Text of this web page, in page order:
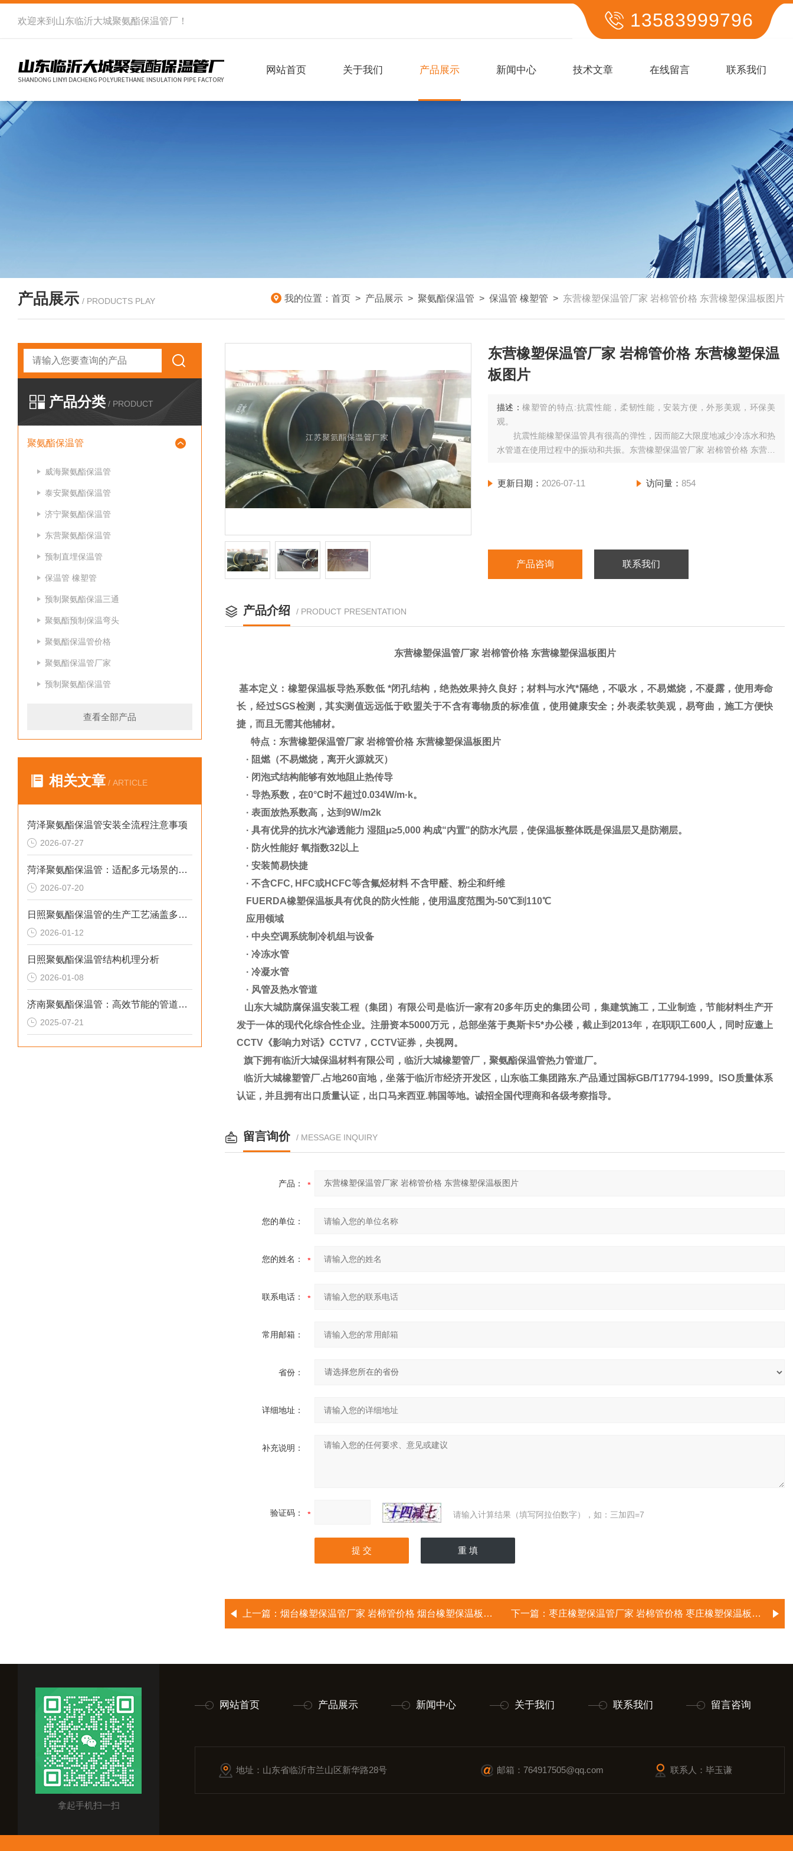
欢迎来到 山东临沂大城聚氨酯保温管厂 ！ 13583999796
网站首页 关于我们 产品展示 新闻中心 技术文章 在线留言 联系我们
产品展示 / PRODUCTS PLAY 我的位置： 首页 > 产品展示 > 聚氨酯保温管 > 保温管 橡塑管 > 东营橡塑保温管厂家 岩棉管价格 东营橡塑保温板图片
产品分类 / PRODUCT
聚氨酯保温管
威海聚氨酯保温管
泰安聚氨酯保温管
济宁聚氨酯保温管
东营聚氨酯保温管
预制直埋保温管
保温管 橡塑管
预制聚氨酯保温三通
聚氨酯预制保温弯头
聚氨酯保温管价格
聚氨酯保温管厂家
预制聚氨酯保温管
查看全部产品
相关文章 / ARTICLE
菏泽聚氨酯保温管安装全流程注意事项
2026-07-27
菏泽聚氨酯保温管：适配多元场景的高效保温输送材料
2026-07-20
日照聚氨酯保温管的生产工艺涵盖多个环节
2026-01-12
日照聚氨酯保温管结构机理分析
2026-01-08
济南聚氨酯保温管：高效节能的管道保温材料
2025-07-21
东营橡塑保温管厂家 岩棉管价格 东营橡塑保温
板图片
描述：橡塑管的特点:抗震性能，柔韧性能，安装方便，外形美观，环保美
观。
抗震性能橡塑保温管具有很高的弹性，因而能Z大限度地减少冷冻水和热
水管道在使用过程中的振动和共振。东营橡塑保温管厂家 岩棉管价格 东营橡
柔韧性能：
更新日期： 2026-07-11 访问量： 854
产品咨询 联系我们
产品介绍 / PRODUCT PRESENTATION
东营橡塑保温管厂家 岩棉管价格 东营橡塑保温板图片
基本定义：橡塑保温板导热系数低 *闭孔结构，绝热效果持久良好；材料与水汽*隔绝，不吸水，不易燃烧，不凝露，使用寿命
长，经过SGS检测，其实测值远远低于欧盟关于不含有毒物质的标准值，使用健康安全；外表柔软美观，易弯曲，施工方便快
捷，而且无需其他辅材。
特点： 东营橡塑保温管厂家 岩棉管价格 东营橡塑保温板图片
· 阻燃（不易燃烧，离开火源就灭）
· 闭泡式结构能够有效地阻止热传导
· 导热系数，在0°C 时不超过0.034W/m·k。
· 表面放热系数高，达到9W/m2k
· 具有优异的抗水汽渗透能力 湿阻 μ≥5,000 构成“内置"的防水汽层，使保温板整体既是保温层又是防潮层。
· 防火性能好 氧指数32以上
· 安装简易快捷
· 不含CFC, HFC或HCFC等含氟烃材料 不含甲醛、粉尘和纤维
FUERDA橡塑保温板具有优良的防火性能，使用温度范围为-50℃到 110℃
应用领域
· 中央空调系统制冷机组与设备
· 冷冻水管
· 冷凝水管
· 风管及热水管道
山东大城防腐保温安装工程（集团）有限公司是临沂一家有20多年历史的集团公司，集建筑施工，工业制造，节能材料生产开
发于一体的现代化综合性企业。注册资本5000万元，总部坐落于奥斯卡5*办公楼，截止到2013年，在职职工600人，同时应邀上
CCTV《影响力对话》CCTV7，CCTV证券，央视网。
旗下拥有临沂大城保温材料有限公司，临沂大城橡塑管厂，聚氨酯保温管热力管道厂。
临沂大城橡塑管厂.占地260亩地，坐落于临沂市经济开发区，山东临工集团路东.产品通过国标GB/T17794-1999。ISO质量体系
认证，并且拥有出口质量认证，出口马来西亚.韩国等地。诚招全国代理商和各级考察指导。
留言询价 / MESSAGE INQUIRY
产品：
您的单位：
您的姓名：
联系电话：
常用邮箱：
省份：
详细地址：
补充说明：
验证码： 请输入计算结果（填写阿拉伯数字），如：三加四=7
上一篇： 烟台橡塑保温管厂家 岩棉管价格 烟台橡塑保温板图片 下一篇： 枣庄橡塑保温管厂家 岩棉管价格 枣庄橡塑保温板图片
拿起手机扫一扫
网站首页 产品展示 新闻中心 关于我们 联系我们 留言咨询
地址：山东省临沂市兰山区新华路28号 邮箱：764917505@qq.com 联系人：毕玉谦